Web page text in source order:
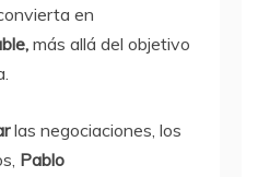
en
más allá del objetivo
las negociaciones, los
Pablo